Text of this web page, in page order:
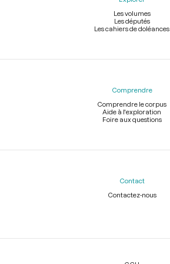
Les volumes
Les députés
Les cahiers de doléances
Comprendre
Comprendre le corpus
Aide à l'exploration
Foire aux questions
Contact
Contactez-nous
Légal